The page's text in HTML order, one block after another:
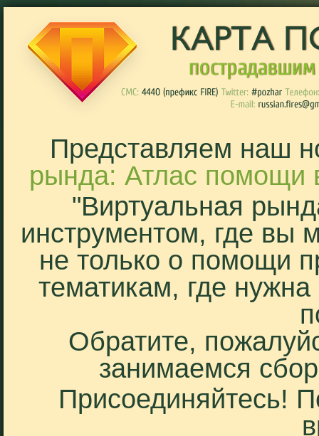
Представляем наш
рында: Атлас помощи
"Виртуальная
инструментом, где вы
не только о помощи
тематикам, где
Обратите,
занимаемся
Присоединяйтесь!